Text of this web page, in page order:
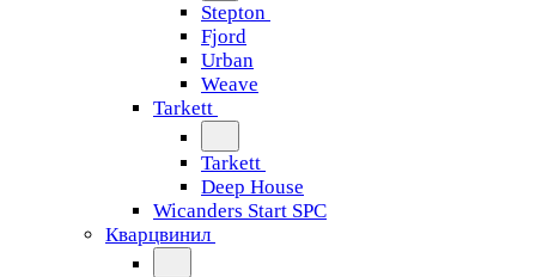
Stepton
Fjord
Urban
Weave
Tarkett
Tarkett
Deep House
Wicanders Start SPC
Кварцвинил